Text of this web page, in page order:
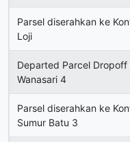
Parsel diserahkan ke
Loji
Departed Parcel
Wanasari 4
Parsel diserahkan ke
Sumur Batu 3